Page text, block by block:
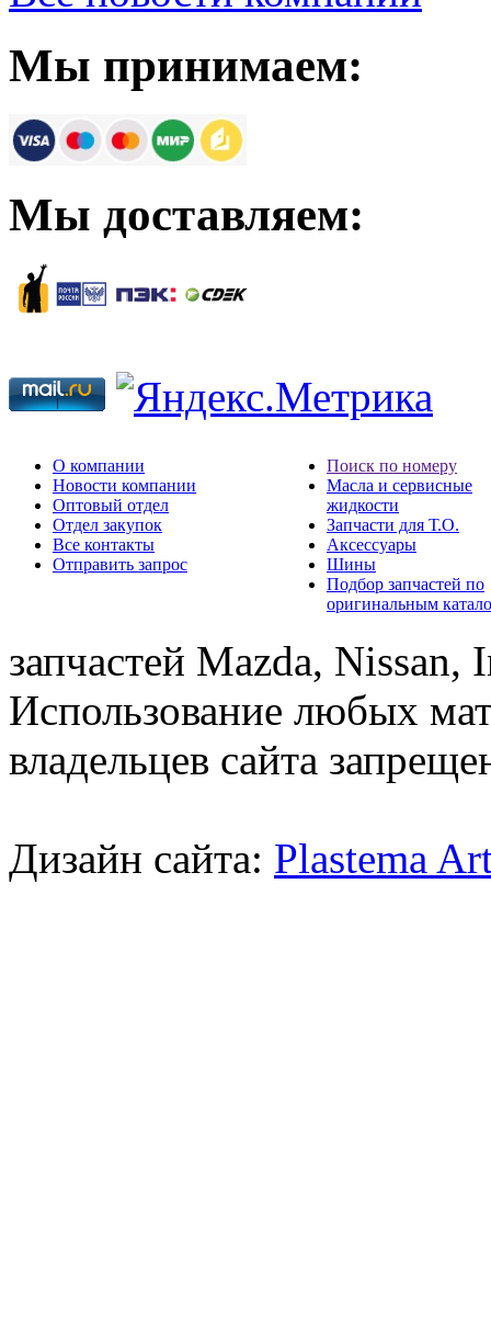
Мы принимаем:
Мы доставляем:
О компании
Новости компании
Оптовый отдел
Отдел закупок
Все контакты
Отправить запрос
Поиск по номеру
Масла и сервисные
жидкости
Запчасти для Т.О.
Аксессуары
Шины
Подбор запчастей по
оригинальным
запчастей Mazda,
Использование любых
владельцев сайта
Дизайн сайта: Plastema